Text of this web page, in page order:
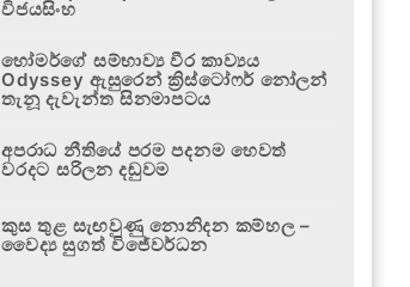
විජයසිංහ
හෝමර්ගේ සම්භාව්‍ය වීර කාව්‍යය
Odyssey ඇසුරෙන් ක්‍රිස්ටෝෆර් නෝලන්
තැනූ දැවැන්ත සිනමාපටය
අපරාධ නීතියේ පරම පදනම හෙවත්
වරදට සරිලන දඬුවම
කුස තුළ සැඟවුණු නොනිදන කම්හල –
වෛද්‍ය සුගත් විජේවර්ධන